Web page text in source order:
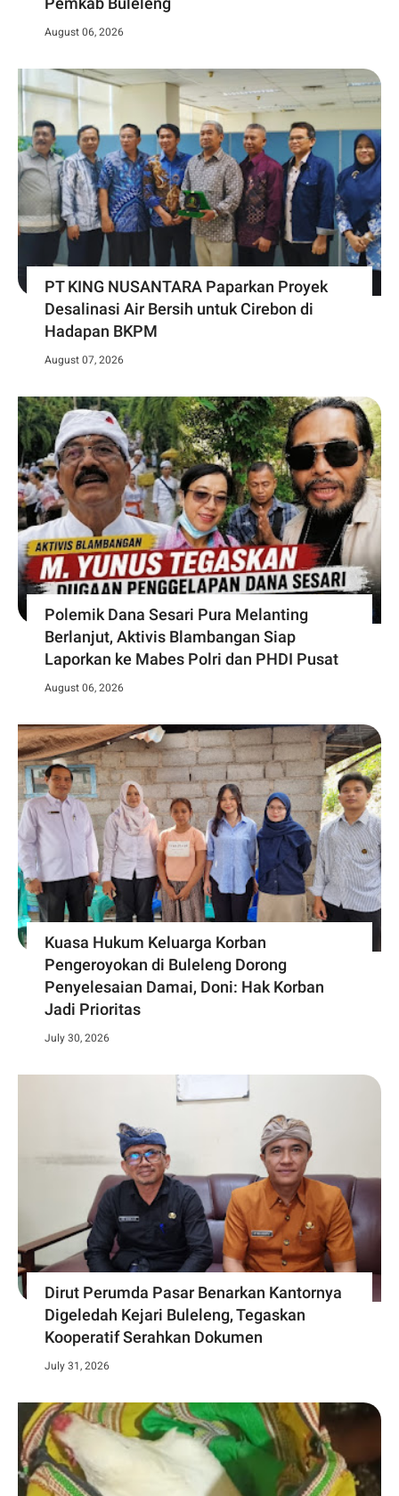
August 06, 2026
PT KING NUSANTARA Paparkan Proyek
Desalinasi Air Bersih untuk Cirebon di
Hadapan BKPM
August 07, 2026
Polemik Dana Sesari Pura Melanting
Berlanjut, Aktivis Blambangan Siap
Laporkan ke Mabes Polri dan PHDI Pusat
August 06, 2026
Kuasa Hukum Keluarga Korban
Pengeroyokan di Buleleng Dorong
Penyelesaian Damai, Doni: Hak Korban
Jadi Prioritas
July 30, 2026
Dirut Perumda Pasar Benarkan Kantornya
Digeledah Kejari Buleleng, Tegaskan
Kooperatif Serahkan Dokumen
July 31, 2026